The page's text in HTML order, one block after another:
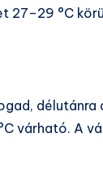
27–29 °C
várható. A